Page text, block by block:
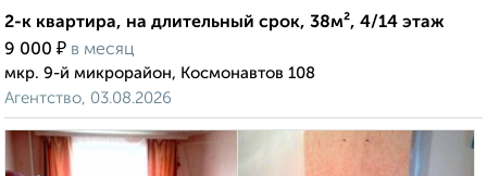
2-к квартира, на длительный срок, 38м², 4/14 этаж
9 000 ₽ в месяц
мкр. 9-й микрорайон, Космонавтов 108
Агентство, 03.08.2026